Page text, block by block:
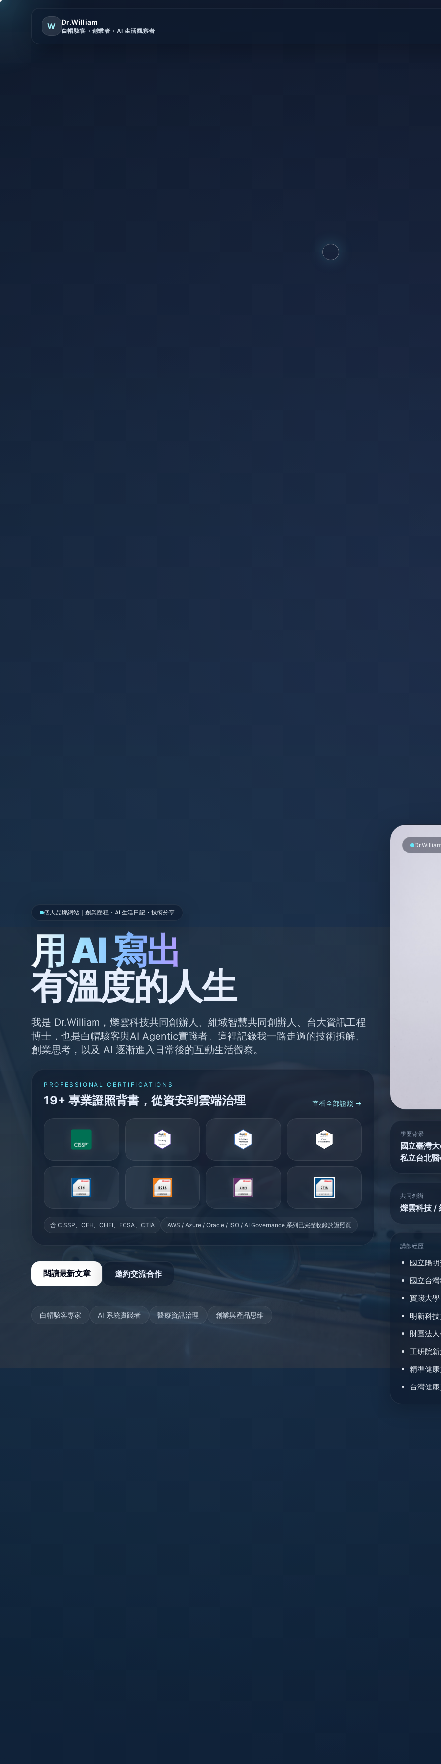
W Dr.William
白帽駭客・創業者・AI 生活觀察者
個人品牌網站｜創業歷程・AI 生活日記・技術分享
用 AI 寫出
有溫度的人生
我是 Dr.William，爍雲科技共同創辦人、維域智慧共同創辦人、台大資訊工程
博士，也是白帽駭客與AI Agentic實踐者。這裡記錄我一路走過的技術拆解、
創業思考，以及 AI 逐漸進入日常後的互動生活觀察。
PROFESSIONAL CERTIFICATIONS
19+ 專業證照背書，從資安到雲端治理 查看全部證照 →
含 CISSP、CEH、CHFI、ECSA、CTIA AWS / Azure / Oracle / ISO / AI Governance 系列已完整收錄於證照頁
閱讀最新文章 邀約交流合作
白帽駭客專家 AI 系統實踐者 醫療資訊治理 創業與產品思維
Dr.William
學歷背景
國立臺灣
私立台北
共同創辦
爍雲科技 /
講師經歷
國立陽
國立台
實踐大學
明新科
財團法
工研院
精準健
台灣健